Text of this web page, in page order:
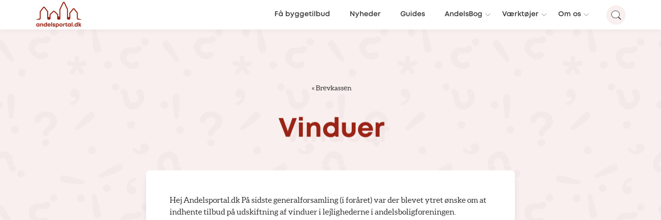
Få byggetilbud Nyheder Guides AndelsBog Værktøjer Om os
«Brevkassen
Vinduer
Hej Andelsportal.dk På sidste generalforsamling (i foråret) var der blevet ytret ønske om at
indhente tilbud på udskiftning af vinduer i lejlighederne i andelsboligforeningen.